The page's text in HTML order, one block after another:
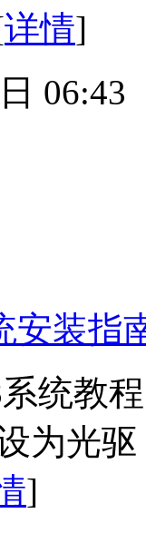
详情]
06:43
安装指
统教
为光
]